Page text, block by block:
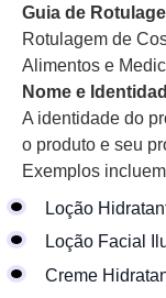
Guia de
Rotulagem de
Alimentos e
Nome e
A identidade do
o produto e seu
Exemplos
Loção
Loção Facial
Creme